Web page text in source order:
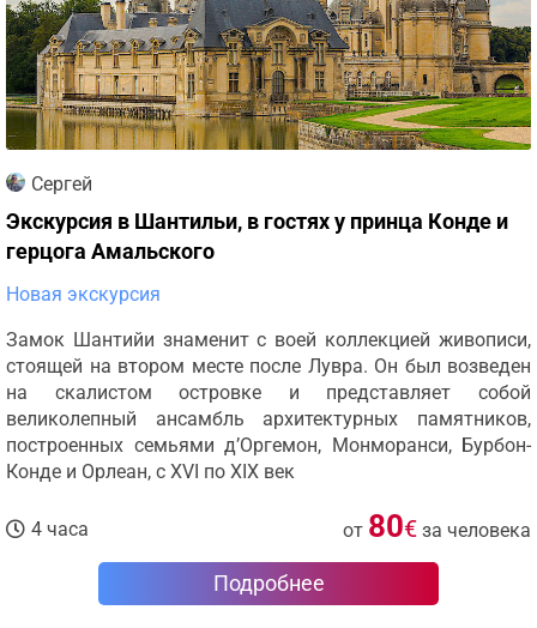
Сергей
Экскурсия в Шантильи, в гостях у принца Конде и
герцога Амальского
Новая экскурсия
Замок Шантийи знаменит с воей коллекцией живописи,
стоящей на втором месте после Лувра. Он был возведен
на скалистом островке и представляет собой
великолепный ансамбль архитектурных памятников,
построенных семьями д’Оргемон, Монморанси, Бурбон-
Конде и Орлеан, с XVI по XIX век
4 часа от 80€ за человека
Подробнее